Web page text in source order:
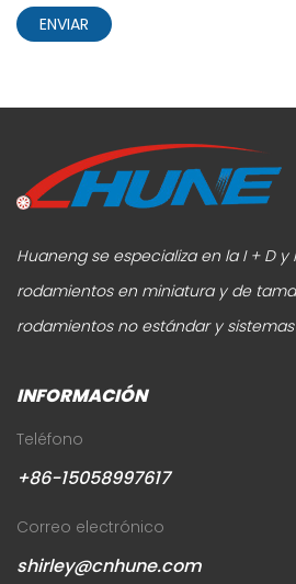
ENVIAR
Huaneng se especializa en la I + D
rodamientos en miniatura y de
rodamientos no estándar y
INFORMACIÓN
Teléfono
+86-15058997617
Correo electrónico
shirley@cnhune.com